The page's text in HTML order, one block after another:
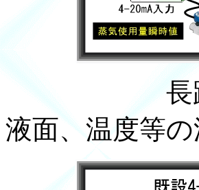
長距離の
液面、温度等